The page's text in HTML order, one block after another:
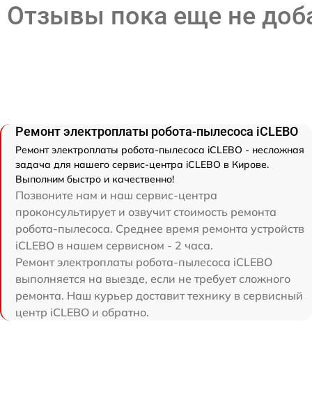
Отзывы пока еще не
Ремонт электроплаты робота-пылесоса iCLEBO
Ремонт электроплаты робота-пылесоса iCLEBO - несложная
задача для нашего сервис-центра iCLEBO в Кирове.
Выполним быстро и качественно!
Позвоните нам и наш сервис-центра
проконсультирует и озвучит стоимость ремонта
робота-пылесоса. Среднее время ремонта устройств
iCLEBO в нашем сервисном - 2 часа.
Ремонт электроплаты робота-пылесоса iCLEBO
выполняется на выезде, если не требует сложного
ремонта. Наш курьер доставит технику в сервисный
центр iCLEBO и обратно.